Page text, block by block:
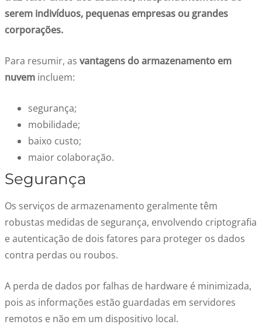
serem indivíduos, pequenas empresas ou grandes
corporações.
Para resumir, as vantagens do armazenamento em
nuvem incluem:
segurança;
mobilidade;
baixo custo;
maior colaboração.
Segurança
Os serviços de armazenamento geralmente têm
robustas medidas de segurança, envolvendo criptografia
e autenticação de dois fatores para proteger os dados
contra perdas ou roubos.
A perda de dados por falhas de hardware é minimizada,
pois as informações estão guardadas em servidores
remotos e não em um dispositivo local.